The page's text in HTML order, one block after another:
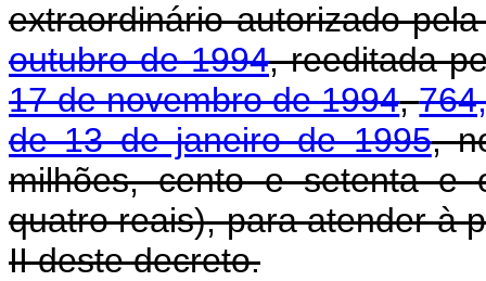
extraordinário autorizado
outubro de 1994, reeditada
17 de novembro de 1994,
de 13 de janeiro de 1995,
milhões, cento e setenta e
quatro reais), para atender à
II deste decreto.